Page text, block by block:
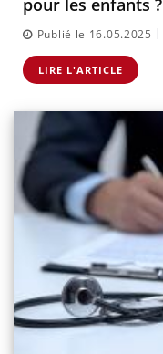
pour les enfants ?
Publié le 16.05.2025 |
LIRE L'ARTICLE